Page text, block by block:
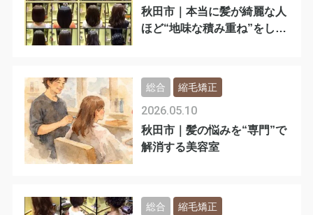
秋田市｜本当に髪が綺麗な人
ほど“地味な積み重ね”をして
秋田市｜髪の悩みを“専門”で
解消する美容室
2026.05.10
総合 縮毛矯正
総合 縮毛矯正